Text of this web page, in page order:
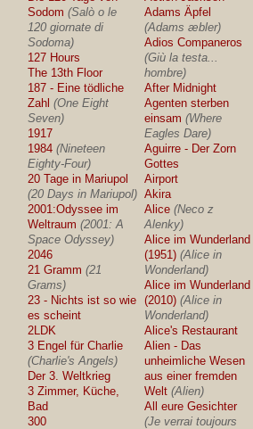
Sodom (Salò o le
120 giornate di
Sodoma)
127 Hours
The 13th Floor
187 - Eine tödliche
Zahl (One Eight
Seven)
1917
1984 (Nineteen
Eighty-Four)
20 Tage in Mariupol
(20 Days in Mariupol)
2001:Odyssee im
Weltraum (2001: A
Space Odyssey)
2046
21 Gramm (21
Grams)
23 - Nichts ist so wie
es scheint
2LDK
3 Engel für Charlie
(Charlie's Angels)
Der 3. Weltkrieg
3 Zimmer, Küche,
Bad
300
Adams Äpfel
(Adams æbler)
Adios Companeros
(Giù la testa...
hombre)
After Midnight
Agenten sterben
einsam (Where
Eagles Dare)
Aguirre - Der Zorn
Gottes
Airport
Akira
Alice (Neco z
Alenky)
Alice im Wunderland
(1951) (Alice in
Wonderland)
Alice im Wunderland
(2010) (Alice in
Wonderland)
Alice's Restaurant
Alien - Das
unheimliche Wesen
aus einer fremden
Welt (Alien)
All eure Gesichter
(Je verrai toujours